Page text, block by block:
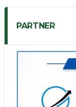
PARTNER